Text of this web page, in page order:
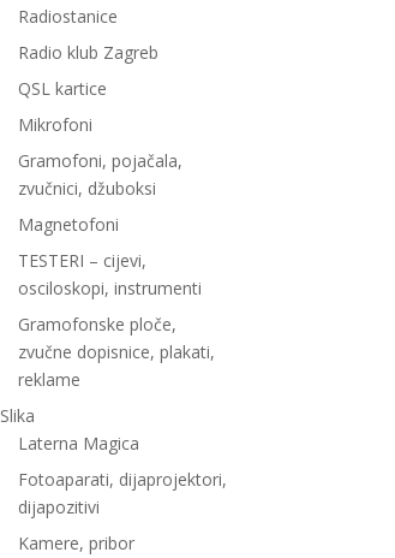
Radiostanice
Radio klub Zagreb
QSL kartice
Mikrofoni
Gramofoni, pojačala,
zvučnici, džuboksi
Magnetofoni
TESTERI – cijevi,
osciloskopi, instrumenti
Gramofonske ploče,
zvučne dopisnice, plakati,
reklame
Slika
Laterna Magica
Fotoaparati, dijaprojektori,
dijapozitivi
Kamere, pribor